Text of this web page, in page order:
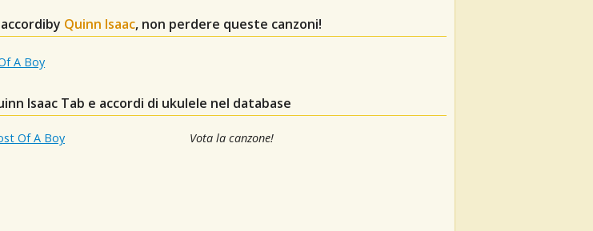
Quinn Isaac, non perdere queste canzoni!
A Boy
Isaac Tab e accordi di ukulele nel database
Of A Boy Vota la canzone!